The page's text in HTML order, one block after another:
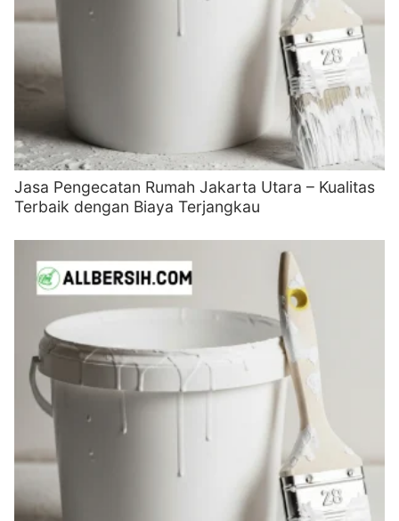
Jasa Pengecatan Rumah Jakarta Utara – Kualitas
Terbaik dengan Biaya Terjangkau